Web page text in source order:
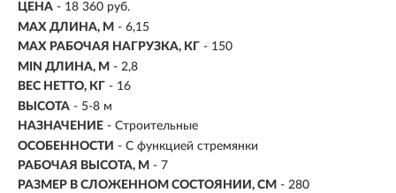
ЦЕНА - 18 360 руб.
MAX ДЛИНА, М - 6,15
MAX РАБОЧАЯ НАГРУЗКА, КГ - 150
MIN ДЛИНА, М - 2,8
ВЕС НЕТТО, КГ - 16
ВЫСОТА - 5-8 м
НАЗНАЧЕНИЕ - Строительные
ОСОБЕННОСТИ - С функцией стремянки
РАБОЧАЯ ВЫСОТА, М - 7
РАЗМЕР В СЛОЖЕННОМ СОСТОЯНИИ, СМ - 280